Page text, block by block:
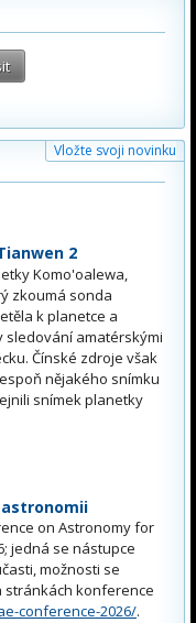
Vložte svoji novinku
2
Komo'oalewa,
zkoumá sonda
k planetce a
sledování amatérskými
Čínské zdroje však
nějakého snímku
snímek planetky
on Astronomy for
jedná se nástupce
možnosti se
stránkách konference
conference-2026/.